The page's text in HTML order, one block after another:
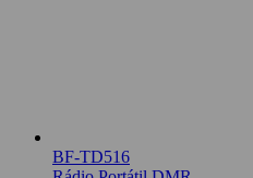
BF-TD516